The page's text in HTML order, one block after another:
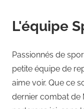
L'équipe
Passionnés de
petite équipe de
aime voir. Que ce
dernier combat de